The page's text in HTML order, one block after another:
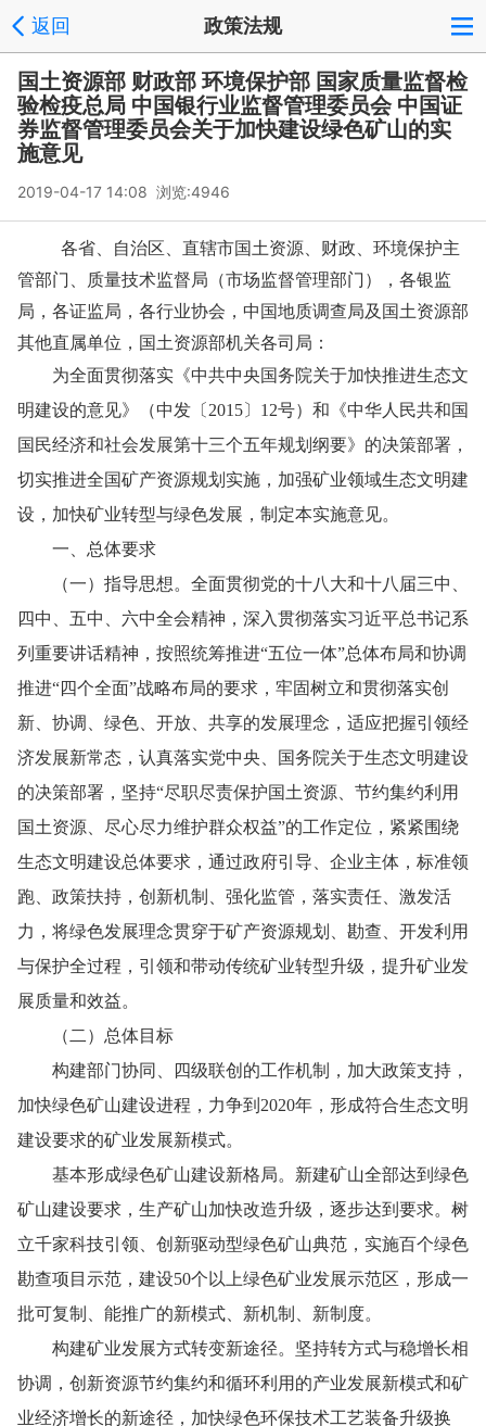
返回 政策法规
国土资源部 财政部 环境保护部 国家质量监督检
验检疫总局 中国银行业监督管理委员会 中国证
券监督管理委员会关于加快建设绿色矿山的实
施意见
2019-04-17 14:08 浏览:4946
各省、自治区、直辖市国土资源、财政、环境保护主
管部门、质量技术监督局（市场监督管理部门），各银监
局，各证监局，各行业协会，中国地质调查局及国土资源部
其他直属单位，国土资源部机关各司局：
为全面贯彻落实《中共中央国务院关于加快推进生态文
明建设的意见》（中发〔 2015〕 12号）和《中华人民共和国
国民经济和社会发展第十三个五年规划纲要》的决策部署，
切实推进全国矿产资源规划实施，加强矿业领域生态文明建
设，加快矿业转型与绿色发展，制定本实施意见。
一、总体要求
（一）指导思想。全面贯彻党的十八大和十八届三中、
四中、五中、六中全会精神，深入贯彻落实习近平总书记系
列重要讲话精神，按照统筹推进“五位一体”总体布局和协调
推进“四个全面”战略布局的要求，牢固树立和贯彻落实创
新、协调、绿色、开放、共享的发展理念，适应把握引领经
济发展新常态，认真落实党中央、国务院关于生态文明建设
的决策部署，坚持“尽职尽责保护国土资源、节约集约利用
国土资源、尽心尽力维护群众权益”的工作定位，紧紧围绕
生态文明建设总体要求，通过政府引导、企业主体，标准领
跑、政策扶持，创新机制、强化监管，落实责任、激发活
力，将绿色发展理念贯穿于矿产资源规划、勘查、开发利用
与保护全过程，引领和带动传统矿业转型升级，提升矿业发
展质量和效益。
（二）总体目标
构建部门协同、四级联创的工作机制，加大政策支持，
加快绿色矿山建设进程，力争到 2020年，形成符合生态文明
建设要求的矿业发展新模式。
基本形成绿色矿山建设新格局。新建矿山全部达到绿色
矿山建设要求，生产矿山加快改造升级，逐步达到要求。树
立千家科技引领、创新驱动型绿色矿山典范，实施百个绿色
勘查项目示范，建设50个以上绿色矿业发展示范区，形成一
批可复制、能推广的新模式、新机制、新制度。
构建矿业发展方式转变新途径。坚持转方式与稳增长相
协调，创新资源节约集约和循环利用的产业发展新模式和矿
业经济增长的新途径，加快绿色环保技术工艺装备升级换